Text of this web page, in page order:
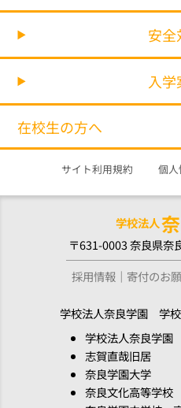
安全
入学
在校生の方へ
サイト利用規約 個
学校法人
〒631-0003 奈良県奈
採用情報
寄付のお
学校法人奈良学園 学
学校法人奈良学園
志賀直哉旧居
奈良学園大学
奈良文化高等学校